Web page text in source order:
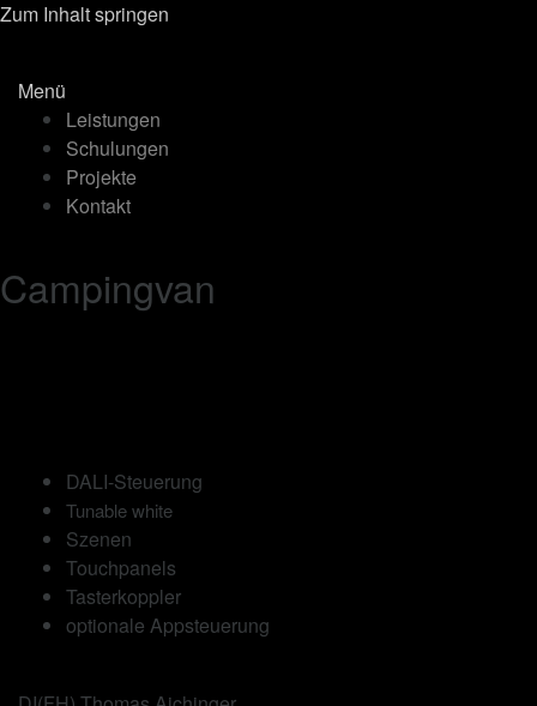
Zum Inhalt springen
Menü
Leistungen
Schulungen
Projekte
Kontakt
Campingvan
DALI-Steuerung
Tunable white
Szenen
Touchpanels
Tasterkoppler
optionale Appsteuerung